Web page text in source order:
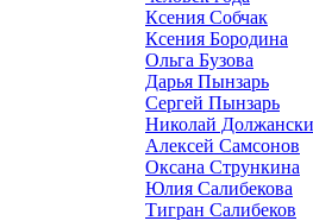
Ксения Собчак
Ксения Бородина
Ольга Бузова
Дарья Пынзарь
Сергей Пынзарь
Николай
Алексей Самсонов
Оксана Стрункина
Юлия Салибекова
Тигран Салибеков